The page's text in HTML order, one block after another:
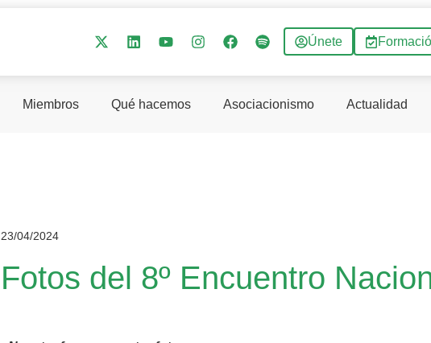
Únete
Miembros Qué hacemos Asociacionismo Actualidad
23/04/2024
Fotos del 8º Encuentro